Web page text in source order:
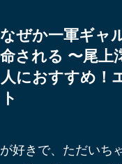
ぜか一軍ギャ
される 〜尾上
におすすめ！
好きで、ただいち